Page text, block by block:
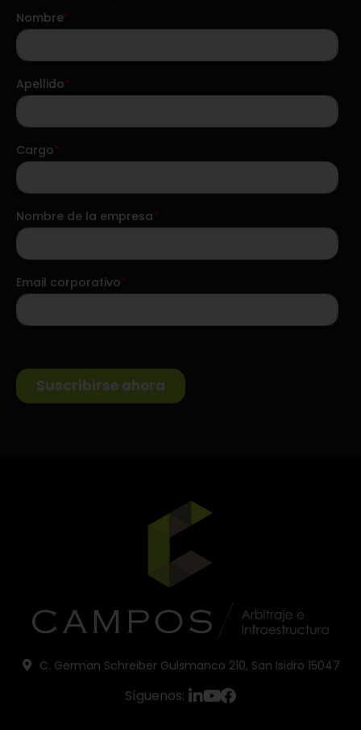
C. German Schreiber Gulsmanco 210, San Isidro 15047
Síguenos: